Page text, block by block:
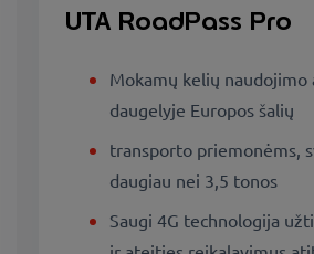
UTA RoadPass Pro
Mokamų kelių naudojimo
daugelyje Europos šalių
transporto priemonėms,
daugiau nei 3,5 tonos
Saugi 4G technologija